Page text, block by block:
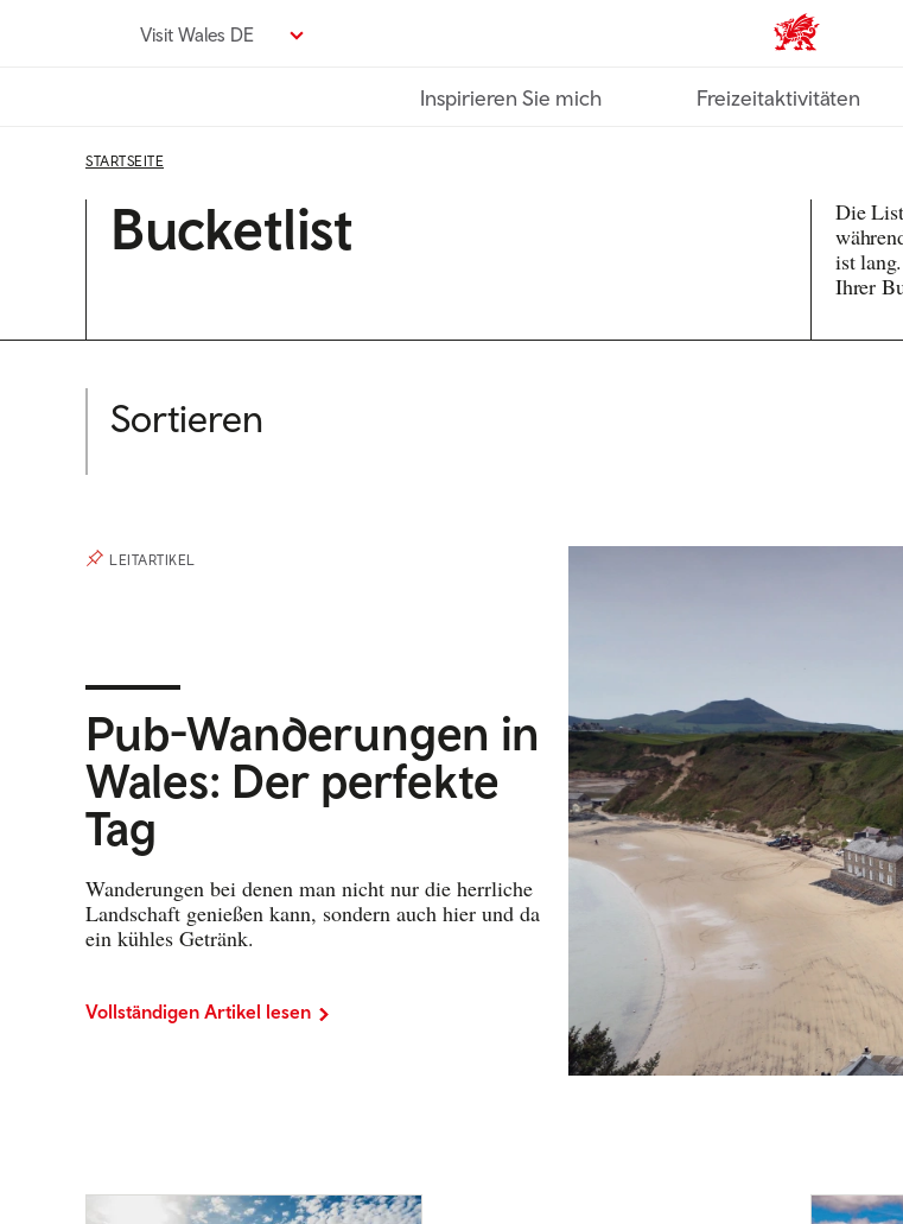
Visit Wales DE VisitWales
Inspirieren Sie mich Freizeitaktivitäten
STARTSEITE
Bucketlist
Die
ist
Ihrer
Sortieren
LEITARTIKEL
Pub-Wanderungen in
Wales: Der perfekte
Tag
Wanderungen bei denen man nicht nur die herrliche
Landschaft genießen kann, sondern auch hier und da
ein kühles Getränk.
Vollständigen Artikel lesen